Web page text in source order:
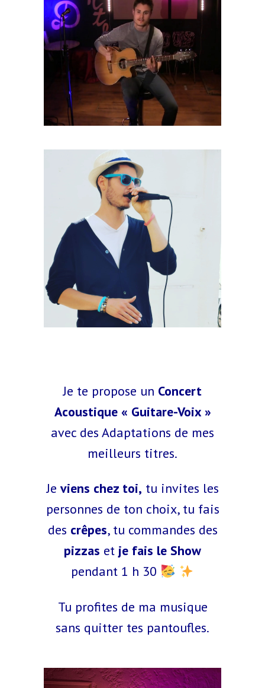
Je te propose un Concert
Acoustique « Guitare-Voix »
avec des Adaptations de mes
meilleurs titres.
Jeviens chez toi, tu invites les
personnes de ton choix, tu fais
des crêpes, tu commandes des
pizzas et je fais le Show
pendant 1 h 30
Tu profites de ma musique
sans quitter tes pantoufles.